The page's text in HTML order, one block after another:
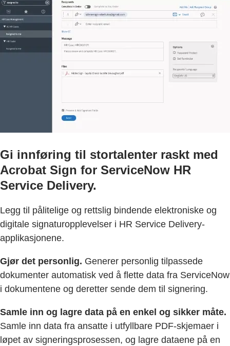
Gi innføring til stortalenter raskt med
Acrobat Sign for ServiceNow HR
Service Delivery.
Legg til pålitelige og rettslig bindende elektroniske og
digitale signaturopplevelser i HR Service Delivery-
applikasjonene.
Gjør det personlig. Generer personlig tilpassede
dokumenter automatisk ved å flette data fra ServiceNow
i dokumentene og deretter sende dem til signering.
Samle inn og lagre data på en enkel og sikker måte.
Samle inn data fra ansatte i utfyllbare PDF-skjemaer i
løpet av signeringsprosessen, og lagre dataene på en